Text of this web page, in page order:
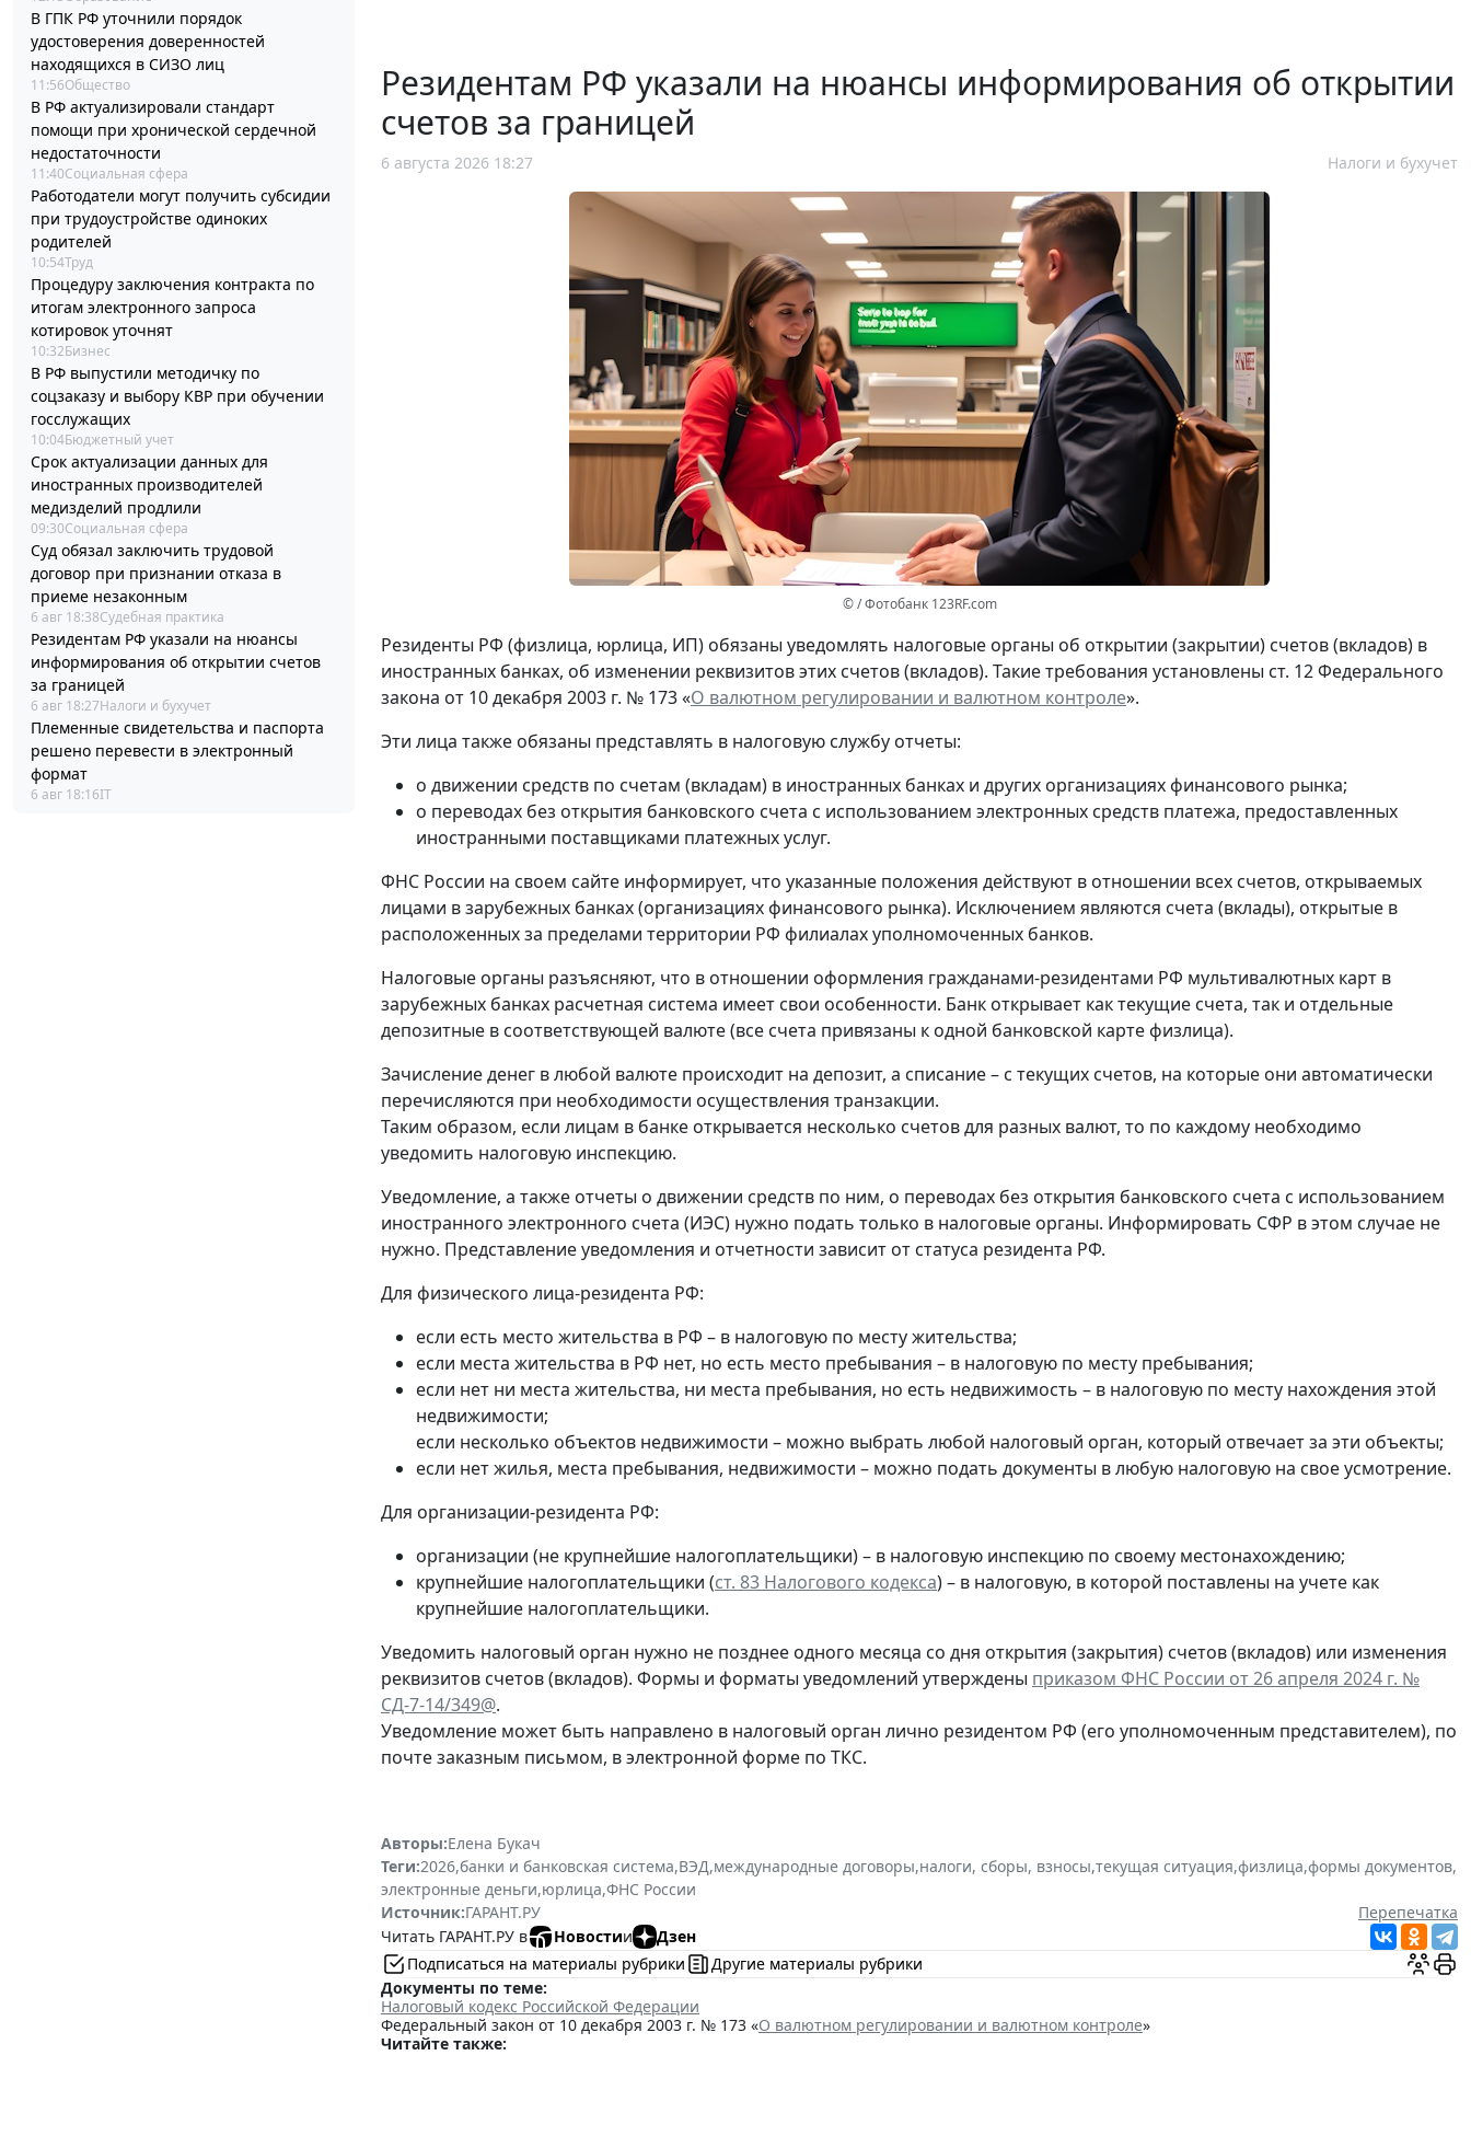
В ГПК РФ уточнили порядок
удостоверения доверенностей
находящихся в СИЗО лиц
11:56Общество
В РФ актуализировали стандарт
помощи при хронической сердечной
недостаточности
11:40Социальная сфера
Работодатели могут получить субсидии
при трудоустройстве одиноких
родителей
10:54Труд
Процедуру заключения контракта по
итогам электронного запроса
котировок уточнят
10:32Бизнес
В РФ выпустили методичку по
соцзаказу и выбору КВР при обучении
госслужащих
10:04Бюджетный учет
Срок актуализации данных для
иностранных производителей
медизделий продлили
09:30Социальная сфера
Суд обязал заключить трудовой
договор при признании отказа в
приеме незаконным
6 авг 18:38Судебная практика
Резидентам РФ указали на нюансы
информирования об открытии счетов
за границей
6 авг 18:27Налоги и бухучет
Племенные свидетельства и паспорта
решено перевести в электронный
формат
6 авг 18:16IT
Резидентам РФ указали на нюансы информирования об открытии
счетов за границей
6 августа 2026 18:27 Налоги и бухучет
© / Фотобанк 123RF.com
Резиденты РФ (физлица, юрлица, ИП) обязаны уведомлять налоговые органы об открытии (закрытии) счетов (вкладов) в
иностранных банках, об изменении реквизитов этих счетов (вкладов). Такие требования установлены ст. 12 Федерального
закона от 10 декабря 2003 г. № 173 «О валютном регулировании и валютном контроле».
Эти лица также обязаны представлять в налоговую службу отчеты:
о движении средств по счетам (вкладам) в иностранных банках и других организациях финансового рынка;
о переводах без открытия банковского счета с использованием электронных средств платежа, предоставленных
иностранными поставщиками платежных услуг.
ФНС России на своем сайте информирует, что указанные положения действуют в отношении всех счетов, открываемых
лицами в зарубежных банках (организациях финансового рынка). Исключением являются счета (вклады), открытые в
расположенных за пределами территории РФ филиалах уполномоченных банков.
Налоговые органы разъясняют, что в отношении оформления гражданами-резидентами РФ мультивалютных карт в
зарубежных банках расчетная система имеет свои особенности. Банк открывает как текущие счета, так и отдельные
депозитные в соответствующей валюте (все счета привязаны к одной банковской карте физлица).
Зачисление денег в любой валюте происходит на депозит, а списание – с текущих счетов, на которые они автоматически
перечисляются при необходимости осуществления транзакции.
Таким образом, если лицам в банке открывается несколько счетов для разных валют, то по каждому необходимо
уведомить налоговую инспекцию.
Уведомление, а также отчеты о движении средств по ним, о переводах без открытия банковского счета с использованием
иностранного электронного счета (ИЭС) нужно подать только в налоговые органы. Информировать СФР в этом случае не
нужно. Представление уведомления и отчетности зависит от статуса резидента РФ.
Для физического лица-резидента РФ:
если есть место жительства в РФ – в налоговую по месту жительства;
если места жительства в РФ нет, но есть место пребывания – в налоговую по месту пребывания;
если нет ни места жительства, ни места пребывания, но есть недвижимость – в налоговую по месту нахождения этой
недвижимости;
если несколько объектов недвижимости – можно выбрать любой налоговый орган, который отвечает за эти объекты;
если нет жилья, места пребывания, недвижимости – можно подать документы в любую налоговую на свое усмотрение.
Для организации-резидента РФ:
организации (не крупнейшие налогоплательщики) – в налоговую инспекцию по своему местонахождению;
крупнейшие налогоплательщики (ст. 83 Налогового кодекса) – в налоговую, в которой поставлены на учете как
крупнейшие налогоплательщики.
Уведомить налоговый орган нужно не позднее одного месяца со дня открытия (закрытия) счетов (вкладов) или изменения
реквизитов счетов (вкладов). Формы и форматы уведомлений утверждены приказом ФНС России от 26 апреля 2024 г. №
СД-7-14/349@.
Уведомление может быть направлено в налоговый орган лично резидентом РФ (его уполномоченным представителем), по
почте заказным письмом, в электронной форме по ТКС.
Авторы:Елена Букач
Теги:2026,банки и банковская система,ВЭД,международные договоры,налоги, сборы, взносы,текущая ситуация,физлица,формы документов,
электронные деньги,юрлица,ФНС России
Источник:ГАРАНТ.РУ
Перепечатка
Читать ГАРАНТ.РУ в
Новостии
Дзен
Подписаться на материалы рубрики
Другие материалы рубрики
Документы по теме:
Налоговый кодекс Российской Федерации
Федеральный закон от 10 декабря 2003 г. № 173 «О валютном регулировании и валютном контроле»
Читайте также: